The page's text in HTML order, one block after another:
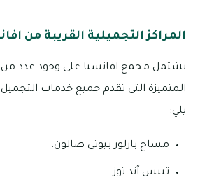
المراكز التجميلية القريبة من
يشتمل مجمع افانسيا على وجود عدد من
المتميزة التي تقدم جميع خدمات التجميل
يلي:
مساج بارلور بيوتي صالون.
تيبس آند توز.